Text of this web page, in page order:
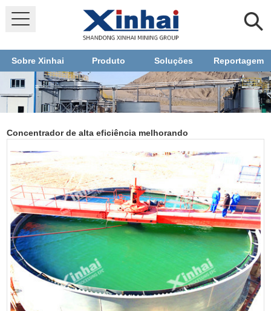
Sobre Xinhai Produto Soluções Reportagem
Concentrador de alta eficiência melhorando